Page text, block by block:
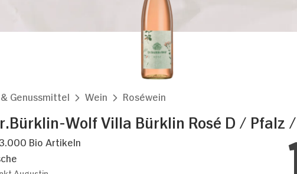
Genussmittel Wein Roséwein
Wolf Villa Bürklin Rosé D / Pfalz
Bio Artikeln